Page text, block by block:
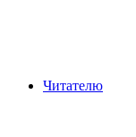
Читателю